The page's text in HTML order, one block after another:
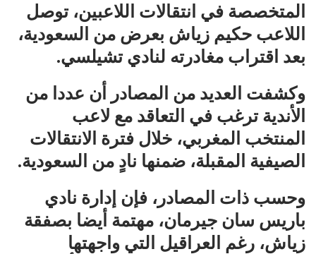
المتخصصة في انتقالات اللاعبين، توصل
اللاعب حكيم زياش بعرض من السعودية،
بعد اقتراب مغادرته لنادي تشيلسي.
وكشفت العديد من المصادر أن عددا من
الأندية ترغب في التعاقد مع لاعب
المنتخب المغربي، خلال فترة الانتقالات
الصيفية المقبلة، ضمنها نادٍ من السعودية.
وحسب ذات المصادر، فإن إدارة نادي
باريس سان جيرمان، مهتمة أيضا بصفقة
زياش، رغم العراقيل التي واجهتها